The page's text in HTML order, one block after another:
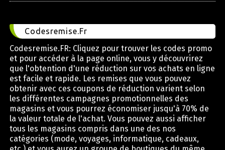
Codesremise.Fr
Codesremise.FR: Cliquez pour trouver les codes promo
et pour accéder à la page online, vous y découvrirez
que l'obtention d'une réduction sur vos achats en ligne
est facile et rapide. Les remises que vous pouvez
obtenir avec ces coupons de réduction varient selon
les différentes campagnes promotionnelles des
magasins et vous pourrez économiser jusqu'à 70% de
la valeur totale de l'achat. Vous pouvez aussi afficher
tous les magasins compris dans une des nos
catégories (mode, voyages, informatique, cadeaux,